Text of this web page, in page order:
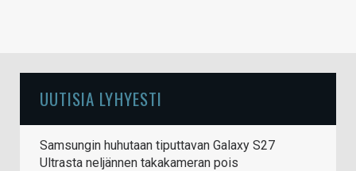
UUTISIA LYHYESTI
Samsungin huhutaan tiputtavan Galaxy S27
Ultrasta neljännen takakameran pois